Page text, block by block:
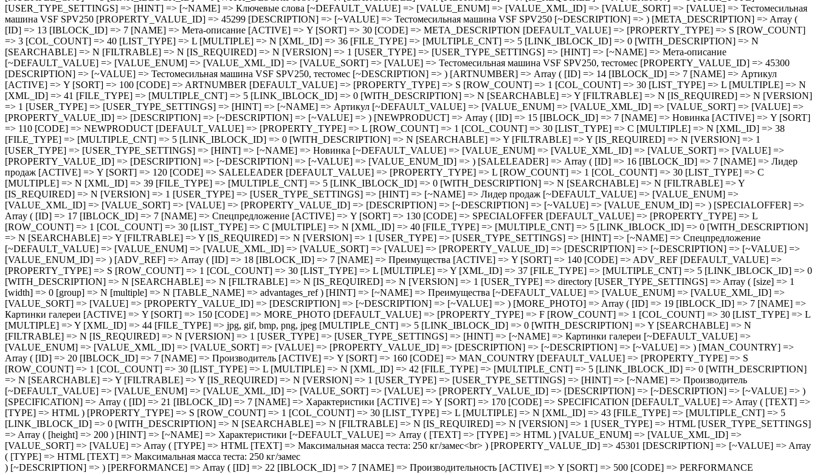
) [~DESCRIPTION] => ) [PERFORMANCE] => Array ( [ID] => 22 [IBLOCK_ID] => 7 [NAME] => Производительность [ACTIVE] => Y [SORT] => 500 [CODE] => PERFORMANCE [DEFAULT_VALUE] => [PROPERTY_TYPE] => S [ROW_COUNT] => 1 [COL_COUNT] => 30 [LIST_TYPE] => L [MULTIPLE] => N [XML_ID] => 45 [FILE_TYPE] => [MULTIPLE_CNT] => 5 [LINK_IBLOCK_ID] => 0 [WITH_DESCRIPTION] => N [SEARCHABLE] => N [FILTRABLE] => N [IS_REQUIRED] => N [VERSION] => 1 [USER_TYPE] => [USER_TYPE_SETTINGS] => [HINT] => [~NAME] => Производительность [~DEFAULT_VALUE] => [VALUE_ENUM] => [VALUE_XML_ID] => [VALUE_SORT] => [VALUE] => [PROPERTY_VALUE_ID] => [DESCRIPTION] => [~DESCRIPTION] => [~VALUE] => ) [HEIGHT_BR] => Array ( [ID] => 39 [IBLOCK_ID] => 7 [NAME] => Высота брутто мм [ACTIVE] => Y [SORT] => 500 [CODE] => HEIGHT_BR [DEFAULT_VALUE] => [PROPERTY_TYPE] => N [ROW_COUNT] => 1 [COL_COUNT] => 30 [LIST_TYPE] => L [MULTIPLE] => N [XML_ID] => 5312b9858f37bb33b2bf98e82fc583bc [FILE_TYPE] => [MULTIPLE_CNT] => 5 [LINK_IBLOCK_ID] => 0 [WITH_DESCRIPTION] => N [SEARCHABLE] => N [FILTRABLE] => N [IS_REQUIRED] => N [VERSION] => 1 [USER_TYPE] => [USER_TYPE_SETTINGS] => [HINT] => [~NAME] => Высота брутто мм [~DEFAULT_VALUE] => [VALUE_ENUM] => [VALUE_XML_ID] => [VALUE_SORT] => [VALUE] => [PROPERTY_VALUE_ID] => [DESCRIPTION] => [~DESCRIPTION] => [~VALUE] => ) [WIDTH_BR] => Array ( [ID] => 40 [IBLOCK_ID] => 7 [NAME] => Ширина брутто мм [ACTIVE] => Y [SORT] => 500 [CODE] => WIDTH_BR [DEFAULT_VALUE] => [PROPERTY_TYPE] => N [ROW_COUNT] => 1 [COL_COUNT] => 30 [LIST_TYPE] => L [MULTIPLE] => N [XML_ID] => f6f3e79ef5bbbb742a7f51533f7ee610 [FILE_TYPE] => [MULTIPLE_CNT] => 5 [LINK_IBLOCK_ID] => 0 [WITH_DESCRIPTION] => N [SEARCHABLE] => N [FILTRABLE] => N [IS_REQUIRED] => N [VERSION] => 1 [USER_TYPE] => [USER_TYPE_SETTINGS] => [HINT] => [~NAME] => Ширина брутто мм [~DEFAULT_VALUE] => [VALUE_ENUM] => [VALUE_XML_ID] => [VALUE_SORT] => [VALUE] => [PROPERTY_VALUE_ID] => [DESCRIPTION] => [~DESCRIPTION] => [~VALUE] => ) [LENGTH_BR] => Array ( [ID] => 41 [IBLOCK_ID] => 7 [NAME] => Длина брутто мм [ACTIVE] => Y [SORT] => 500 [CODE] => LENGTH_BR [DEFAULT_VALUE] => [PROPERTY_TYPE] => S [ROW_COUNT] => 1 [COL_COUNT] => 30 [LIST_TYPE] => L [MULTIPLE] => N [XML_ID] => aa4daf01db310b451c5e7cd01649886b [FILE_TYPE] => [MULTIPLE_CNT] => 5 [LINK_IBLOCK_ID] => 0 [WITH_DESCRIPTION] => N [SEARCHABLE] => N [FILTRABLE] => N [IS_REQUIRED] => N [VERSION] => 1 [USER_TYPE] => [USER_TYPE_SETTINGS] => [HINT] => [~NAME] => Длина брутто мм [~DEFAULT_VALUE] => [VALUE_ENUM] => [VALUE_XML_ID] => [VALUE_SORT] => [VALUE] => [PROPERTY_VALUE_ID] => [DESCRIPTION] => [~DESCRIPTION] => [~VALUE] => ) [HEIGHT_NT] => Array ( [ID] => 42 [IBLOCK_ID] => 7 [NAME] => Высота нетто мм [ACTIVE] => Y [SORT] => 500 [CODE] => HEIGHT_NT [DEFAULT_VALUE] => [PROPERTY_TYPE] => S [ROW_COUNT] => 1 [COL_COUNT] => 30 [LIST_TYPE] => L [MULTIPLE] => N [XML_ID] => a987f290188fb127d04d4181e2be66b7 [FILE_TYPE] => [MULTIPLE_CNT] => 5 [LINK_IBLOCK_ID] => 0 [WITH_DESCRIPTION] => N [SEARCHABLE] => N [FILTRABLE] => N [IS_REQUIRED] => N [VERSION] => 1 [USER_TYPE] => [USER_TYPE_SETTINGS] => [HINT] => [~NAME] => Высота нетто мм [~DEFAULT_VALUE] => [VALUE_ENUM] => [VALUE_XML_ID] => [VALUE_SORT] => [VALUE] => [PROPERTY_VALUE_ID] => [DESCRIPTION] => [~DESCRIPTION] => [~VALUE] => ) [WIDTH_NT] => Array ( [ID] => 43 [IBLOCK_ID] => 7 [NAME] => Ширина нетто мм [ACTIVE] => Y [SORT] => 500 [CODE] => WIDTH_NT [DEFAULT_VALUE] => [PROPERTY_TYPE] => S [ROW_COUNT] => 1 [COL_COUNT] => 30 [LIST_TYPE] => L [MULTIPLE] => N [XML_ID] => 63268f1265d771f0753fe7f3ffe80a06 [FILE_TYPE] => [MULTIPLE_CNT] => 5 [LINK_IBLOCK_ID] => 0 [WITH_DESCRIPTION] => N [SEARCHABLE] => N [FILTRABLE] => N [IS_REQUIRED] => N [VERSION] => 1 [USER_TYPE] => [USER_TYPE_SETTINGS] => [HINT] => [~NAME] => Ширина нетто мм [~DEFAULT_VALUE] => [VALUE_ENUM] => [VALUE_XML_ID] => [VALUE_SORT] => [VALUE] => [PROPERTY_VALUE_ID] => [DESCRIPTION] => [~DESCRIPTION] => [~VALUE] => ) [LENGTH_NT] => Array ( [ID] => 44 [IBLOCK_ID] => 7 [NAME] => Длина нетто мм [ACTIVE] => Y [SORT] => 500 [CODE] => LENGTH_NT [DEFAULT_VALUE] => [PROPERTY_TYPE] => S [ROW_COUNT] => 1 [COL_COUNT] => 30 [LIST_TYPE] => L [MULTIPLE] => N [XML_ID] => 517c15a84e380922199519c363610950 [FILE_TYPE] => [MULTIPLE_CNT] => 5 [LINK_IBLOCK_ID] => 0 [WITH_DESCRIPTION] => N [SEARCHABLE] => N [FILTRABLE] => N [IS_REQUIRED] => N [VERSION] => 1 [USER_TYPE] => [USER_TYPE_SETTINGS] => [HINT] => [~NAME] => Длина нетто мм [~DEFAULT_VALUE] => [VALUE_ENUM] => [VALUE_XML_ID] => [VALUE_SORT] => [VALUE] => [PROPERTY_VALUE_ID] => [DESCRIPTION] => [~DESCRIPTION] => [~VALUE] => ) [POWER] => Array ( [ID] => 45 [IBLOCK_ID] => 7 [NAME] => Мощность квт [ACTIVE] => Y [SORT] => 500 [CODE] => POWER [DEFAULT_VALUE] => [PROPERTY_TYPE] => S [ROW_COUNT] => 1 [COL_COUNT] => 30 [LIST_TYPE] => L [MULTIPLE] => N [XML_ID] => 2388c45261b8ab91f6472fda1f45fe62 [FILE_TYPE] => [MULTIPLE_CNT] => 5 [LINK_IBLOCK_ID] => 0 [WITH_DESCRIPTION] => N [SEARCHABLE] => N [FILTRABLE] => N [IS_REQUIRED] => N [VERSION] => 1 [USER_TYPE] => [USER_TYPE_SETTINGS] => [HINT] => [~NAME] => Мощность квт [~DEFAULT_VALUE] => [VALUE_ENUM] => [VALUE_XML_ID] => [VALUE_SORT] => [VALUE] => [PROPERTY_VALUE_ID] => [DESCRIPTION] => [~DESCRIPTION] => [~VALUE] => ) [VOLTAGE] => Array ( [ID] => 46 [IBLOCK_ID] => 7 [NAME] => Напряжение в [ACTIVE] => Y [SORT] => 500 [CODE] => VOLTAGE [DEFAULT_VALUE] => [PROPERTY_TYPE] => S [ROW_COUNT] => 1 [COL_COUNT] => 30 [LIST_TYPE] => L [MULTIPLE] => N [XML_ID] => 46 [FILE_TYPE] => [MULTIPLE_CNT] => 5 [LINK_IBLOCK_ID] => 0 [WITH_DESCRIPTION] => N [SEARCHABLE] => N [FILTRABLE] => N [IS_REQUIRED] => N [VERSION] => 1 [USER_TYPE] => [USER_TYPE_SETTINGS] => [HINT] => [~NAME] => Напряжение в [~DEFAULT_VALUE] => [VALUE_ENUM] => [VALUE_XML_ID] => [VALUE_SORT] => [VALUE] => [PROPERTY_VALUE_ID] => [DESCRIPTION] => [~DESCRIPTION] => [~VALUE] => ) [WEIGHT_NT] => Array ( [ID] => 47 [IBLOCK_ID] => 7 [NAME] => Вес нетто кг [ACTIVE] => Y [SORT] => 500 [CODE] => WEIGHT_NT [DEFAULT_VALUE] => [PROPERTY_TYPE] => S [ROW_COUNT] => 1 [COL_COUNT] => 30 [LIST_TYPE] => L [MULTIPLE] => N [XML_ID] => 47 [FILE_TYPE] => [MULTIPLE_CNT] => 5 [LINK_IBLOCK_ID] => 0 [WITH_DESCRIPTION] => N [SEARCHABLE] => N [FILTRABLE] => N [IS_REQUIRED] => N [VERSION] => 1 [USER_TYPE] => [USER_TYPE_SETTINGS] => [HINT] => [~NAME] => Вес нетто кг [~DEFAULT_VALUE] => [VALUE_ENUM] => [VALUE_XML_ID] => [VALUE_SORT] => [VALUE] => [PROPERTY_VALUE_ID] => [DESCRIPTION] => [~DESCRIPTION] => [~VALUE] => ) [VOLUME_BR] => Array ( [ID] => 48 [IBLOCK_ID] => 7 [NAME] => Объем брутто м3 [ACTIVE] => Y [SORT] => 500 [CODE] => VOLUME_BR [DEFAULT_VALUE] => [PROPERTY_TYPE] => S [ROW_COUNT] => 1 [COL_COUNT] => 30 [LIST_TYPE] => L [MULTIPLE] => N [XML_ID] => 48 [FILE_TYPE] => [MULTIPLE_CNT] => 5 [LINK_IBLOCK_ID] => 0 [WITH_DESCRIPTION] => N [SEARCHABLE] => N [FILTRABLE] => N [IS_REQUIRED] => N [VERSION] => 1 [USER_TYPE] => [USER_TYPE_SETTINGS] => [HINT] => [~NAME] => Объем брутто м3 [~DEFAULT_VALUE] => [VALUE_ENUM] => [VALUE_XML_ID] => [VALUE_SORT] => [VALUE] => [PROPERTY_VALUE_ID] => [DESCRIPTION] => [~DESCRIPTION] => [~VALUE] => ) [WEIGHT_BR] => Array ( [ID] => 49 [IBLOCK_ID] => 7 [NAME] => Вес брутто кг [ACTIVE] => Y [SORT] => 500 [CODE] => WEIGHT_BR [DEFAULT_VALUE] => [PROPERTY_TYPE] => S [ROW_COUNT] => 1 [COL_COUNT] => 30 [LIST_TYPE] => L [MULTIPLE] => N [XML_ID] => 49 [FILE_TYPE] => [MULTIPLE_CNT] => 5 [LINK_IBLOCK_ID] => 0 [WITH_DESCRIPTION] => N [SEARCHABLE] => N [FILTRABLE] => N [IS_REQUIRED] => N [VERSION] => 1 [USER_TYPE] => [USER_TYPE_SETTINGS] => [HINT] => [~NAME] => Вес брутто кг [~DEFAULT_VALUE] => [VALUE_ENUM] => [VALUE_XML_ID] => [VALUE_SORT] => [VALUE] => [PROPERTY_VALUE_ID] => [DESCRIPTION] => [~DESCRIPTION] => [~VALUE] => ) [CONTENTS_DELIVERY] => Array ( [ID] => 50 [IBLOCK_ID] => 7 [NAME] => Комплект поставки [ACTIVE] => Y [SORT] => 500 [CODE] => CONTENTS_DELIVERY [DEFAULT_VALUE] => [PROPERTY_TYPE] => S [ROW_COUNT] => 1 [COL_COUNT] => 30 [LIST_TYPE] => L [MULTIPLE] => N [XML_ID] => 50 [FILE_TYPE] => [MULTIPLE_CNT] => 5 [LINK_IBLOCK_ID] => 0 [WITH_DESCRIPTION] => N [SEARCHABLE] => N [FILTRABLE] => N [IS_REQUIRED] => N [VERSION] => 1 [USER_TYPE] => [USER_TYPE_SETTINGS] => [HINT] => [~NAME] => Комплект поставки [~DEFAULT_VALUE] => [VALUE_ENUM] => [VALUE_XML_ID] => [VALUE_SORT] => [VALUE] => [PROPERTY_VALUE_ID] => [DESCRIPTION] => [~DESCRIPTION] => [~VALUE] => ) [CAPACITY_VOL] => Array ( [ID] => 51 [IBLOCK_ID] => 7 [NAME] => Объем емкости [ACTIVE] => Y [SORT] => 500 [CODE] => CAPACITY_VOL [DEFAULT_VALUE] => [PROPERTY_TYPE] => S [ROW_COUNT] => 1 [COL_COUNT] => 30 [LIST_TYPE] => L [MULTIPLE] => N [XML_ID] => 51 [FILE_TYPE] => [MULTIPLE_CNT] => 5 [LINK_IBLOCK_ID] => 0 [WITH_DESCRIPTION] => N [SEARCHABLE] => N [FILTRABLE] => N [IS_REQUIRED] => N [VERSION] => 1 [USER_TYPE] => [USER_TYPE_SETTINGS] => [HINT] => [~NAME] => Объем емкости [~DEFAULT_VALUE] => [VALUE_ENUM] => [VALUE_XML_ID] => [VALUE_SORT] => [VALUE] => [PROPERTY_VALUE_ID] => [DESCRIPTION] => [~DESCRIPTION] => [~VALUE] => ) [VOLUME_L] => Array ( [ID] => 52 [IBLOCK_ID] => 7 [NAME] => Объем, л [ACTIVE] => Y [SORT] => 500 [CODE] => VOLUME_L [DEFAULT_VALUE] => [PROPERTY_TYPE] => S [ROW_COUNT] => 1 [COL_COUNT] => 30 [LIST_TYPE] => L [MULTIPLE] => N [XML_ID] => 52 [FILE_TYPE] => [MULTIPLE_CNT] => 5 [LINK_IBLOCK_ID] => 0 [WITH_DESCRIPTION] => N [SEARCHABLE] => N [FILTRABLE] => N [IS_REQUIRED] => N [VERSION] => 1 [USER_TYPE] => [USER_TYPE_SETTINGS] => [HINT] => [~NAME] => Объем, л [~DEFAULT_VALUE] => [VALUE_ENUM] => [VALUE_XML_ID] => [VALUE_SORT] => [VALUE] => [PROPERTY_VALUE_ID] => [DESCRIPTION] => [~DESCRIPTION] => [~VALUE] => ) [PERFORMANCE_KGH] => Array ( [ID] => 53 [IBLOCK_ID] => 7 [NAME] => Производительность кг/ч [ACTIVE] => Y [SORT] => 500 [CODE] => PERFORMANCE_KGH [DEFAULT_VALUE] => [PROPERTY_TYPE] => S [ROW_COUNT] => 1 [COL_COUNT] => 30 [LIST_TYPE] => L [MULTIPLE] => N [XML_ID] => 53 [FILE_TYPE] => [MULTIPLE_CNT] => 5 [LINK_IBLOCK_ID] => 0 [WITH_DESCRIPTION] => N [SEARCHABLE